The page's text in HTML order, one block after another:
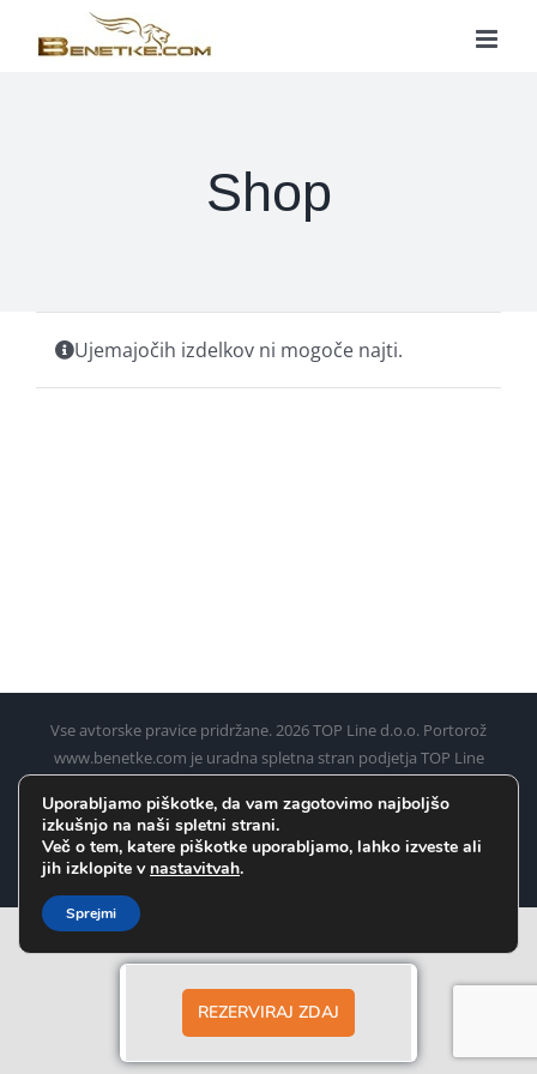
Shop
Ujemajočih izdelkov ni mogoče najti.
Vse avtorske pravice pridržane.2026 TOP Line d.o.o. Portorož
www.benetke.com je uradna spletna stran podjetja TOP Line
Poreča, Rovinja in Pulja (Pule) do Benetk
FacebookInstagramWhatsApp
REZERVIRAJ ZDAJ
Uporabljamo piškotke, da vam zagotovimo najboljšo
izkušnjo na naši spletni strani.
Več o tem, katere piškotke uporabljamo, lahko izveste ali
jih izklopite v nastavitvah.
Sprejmi